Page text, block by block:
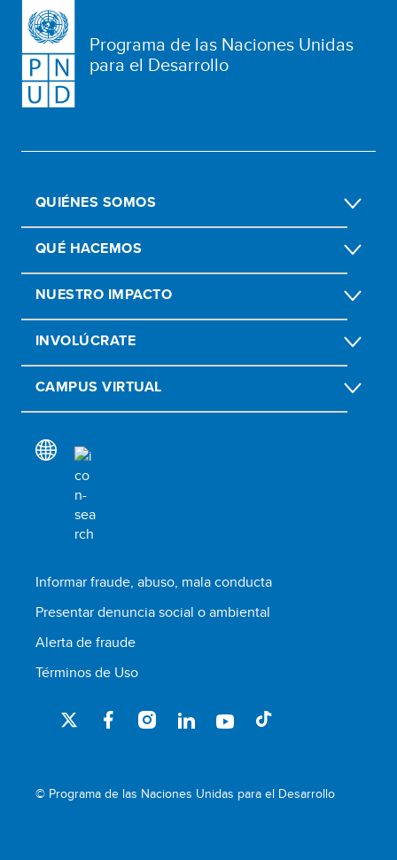
Programa de las Naciones Unidas
para el Desarrollo
QUIÉNES SOMOS
QUÉ HACEMOS
NUESTRO IMPACTO
INVOLÚCRATE
CAMPUS VIRTUAL
Informar fraude, abuso, mala conducta
Presentar denuncia social o ambiental
Alerta de fraude
Términos de Uso
© Programa de las Naciones Unidas para el Desarrollo